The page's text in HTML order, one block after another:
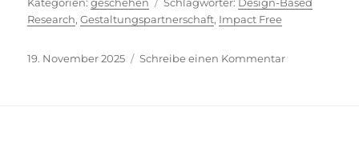
Research,Gestaltungspartnerschaft, Impact Free
Veröffentlicht
19. November 2025 Schreibe einen Kommentarzu